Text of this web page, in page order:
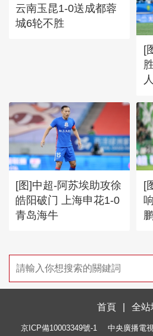
云南玉昆1-0送成都蓉
城6轮不胜
[
人
[图]中超-阿苏埃助攻徐
皓阳破门 上海申花1-0
青岛海牛
[
首頁 全站
京ICP備10003349號-1 中央廣播電